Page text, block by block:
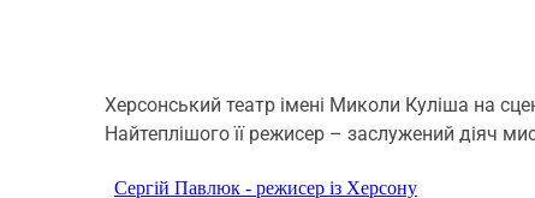
Херсонський театр імені Миколи Куліша на
Найтеплішого її режисер – заслужений діяч